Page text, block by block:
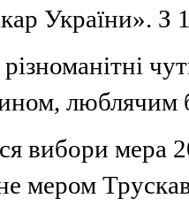
України». З
люблячим
вибори мера
мером